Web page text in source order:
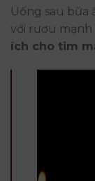
Uống sau bữa
với rượu mạnh
ích cho tim